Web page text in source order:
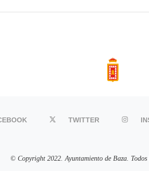
TWITTER
© Copyright 2022. Ayuntamiento de Baza. Todos